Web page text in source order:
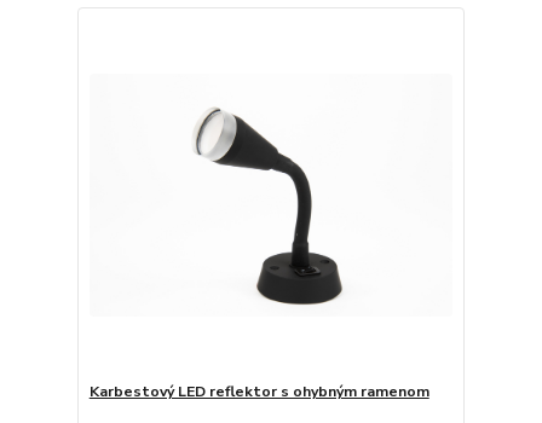
Karbestový LED reflektor s ohybným ramenom